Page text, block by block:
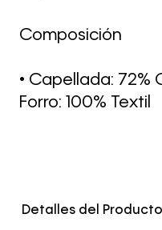
Composición
• Capellada: 72%
Forro: 100% Textil
Detalles del Producto